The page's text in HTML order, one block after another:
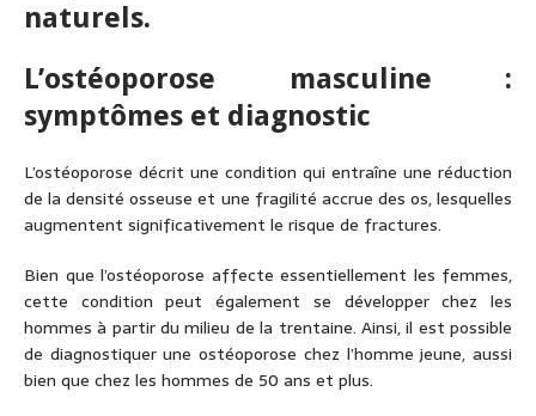
naturels.
L’ostéoporose masculine :
symptômes et diagnostic
L’ostéoporose décrit une condition qui entraîne une réduction
de la densité osseuse et une fragilité accrue des os, lesquelles
augmentent significativement le risque de fractures.
Bien que l’ostéoporose affecte essentiellement les femmes,
cette condition peut également se développer chez les
hommes à partir du milieu de la trentaine. Ainsi, il est possible
de diagnostiquer une ostéoporose chez l’homme jeune, aussi
bien que chez les hommes de 50 ans et plus.